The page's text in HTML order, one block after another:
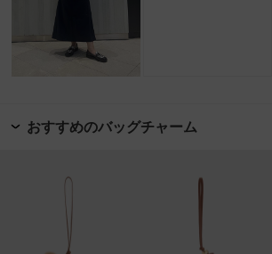
おすすめのバッグチャーム